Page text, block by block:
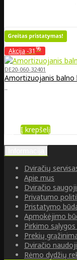
Akcija -31%
DE20-060-32401
Amortizuojanis
..
Į krepšelį
Dviračių
Apie mus
Dviračio
Privatumo
Pristatymo
Apmokėjimo
Pirkimo
Prekių
Dviračio
Rėmo dydžių